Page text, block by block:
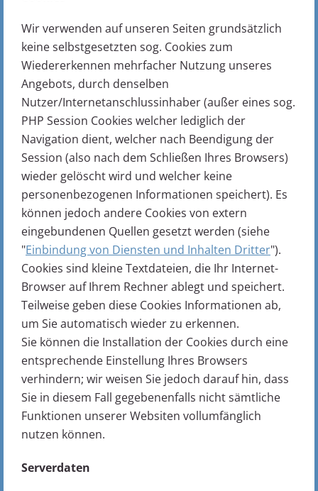
Wir verwenden auf unseren Seiten grundsätzlich
keine selbstgesetzten sog. Cookies zum
Wiedererkennen mehrfacher Nutzung unseres
Angebots, durch denselben
Nutzer/Internetanschlussinhaber (außer eines sog.
PHP Session Cookies welcher lediglich der
Navigation dient, welcher nach Beendigung der
Session (also nach dem Schließen Ihres Browsers)
wieder gelöscht wird und welcher keine
personenbezogenen Informationen speichert). Es
können jedoch andere Cookies von extern
eingebundenen Quellen gesetzt werden (siehe
"Einbindung von Diensten und Inhalten Dritter").
Cookies sind kleine Textdateien, die Ihr Internet-
Browser auf Ihrem Rechner ablegt und speichert.
Teilweise geben diese Cookies Informationen ab,
um Sie automatisch wieder zu erkennen.
Sie können die Installation der Cookies durch eine
entsprechende Einstellung Ihres Browsers
verhindern; wir weisen Sie jedoch darauf hin, dass
Sie in diesem Fall gegebenenfalls nicht sämtliche
Funktionen unserer Websiten vollumfänglich
nutzen können.
Serverdaten